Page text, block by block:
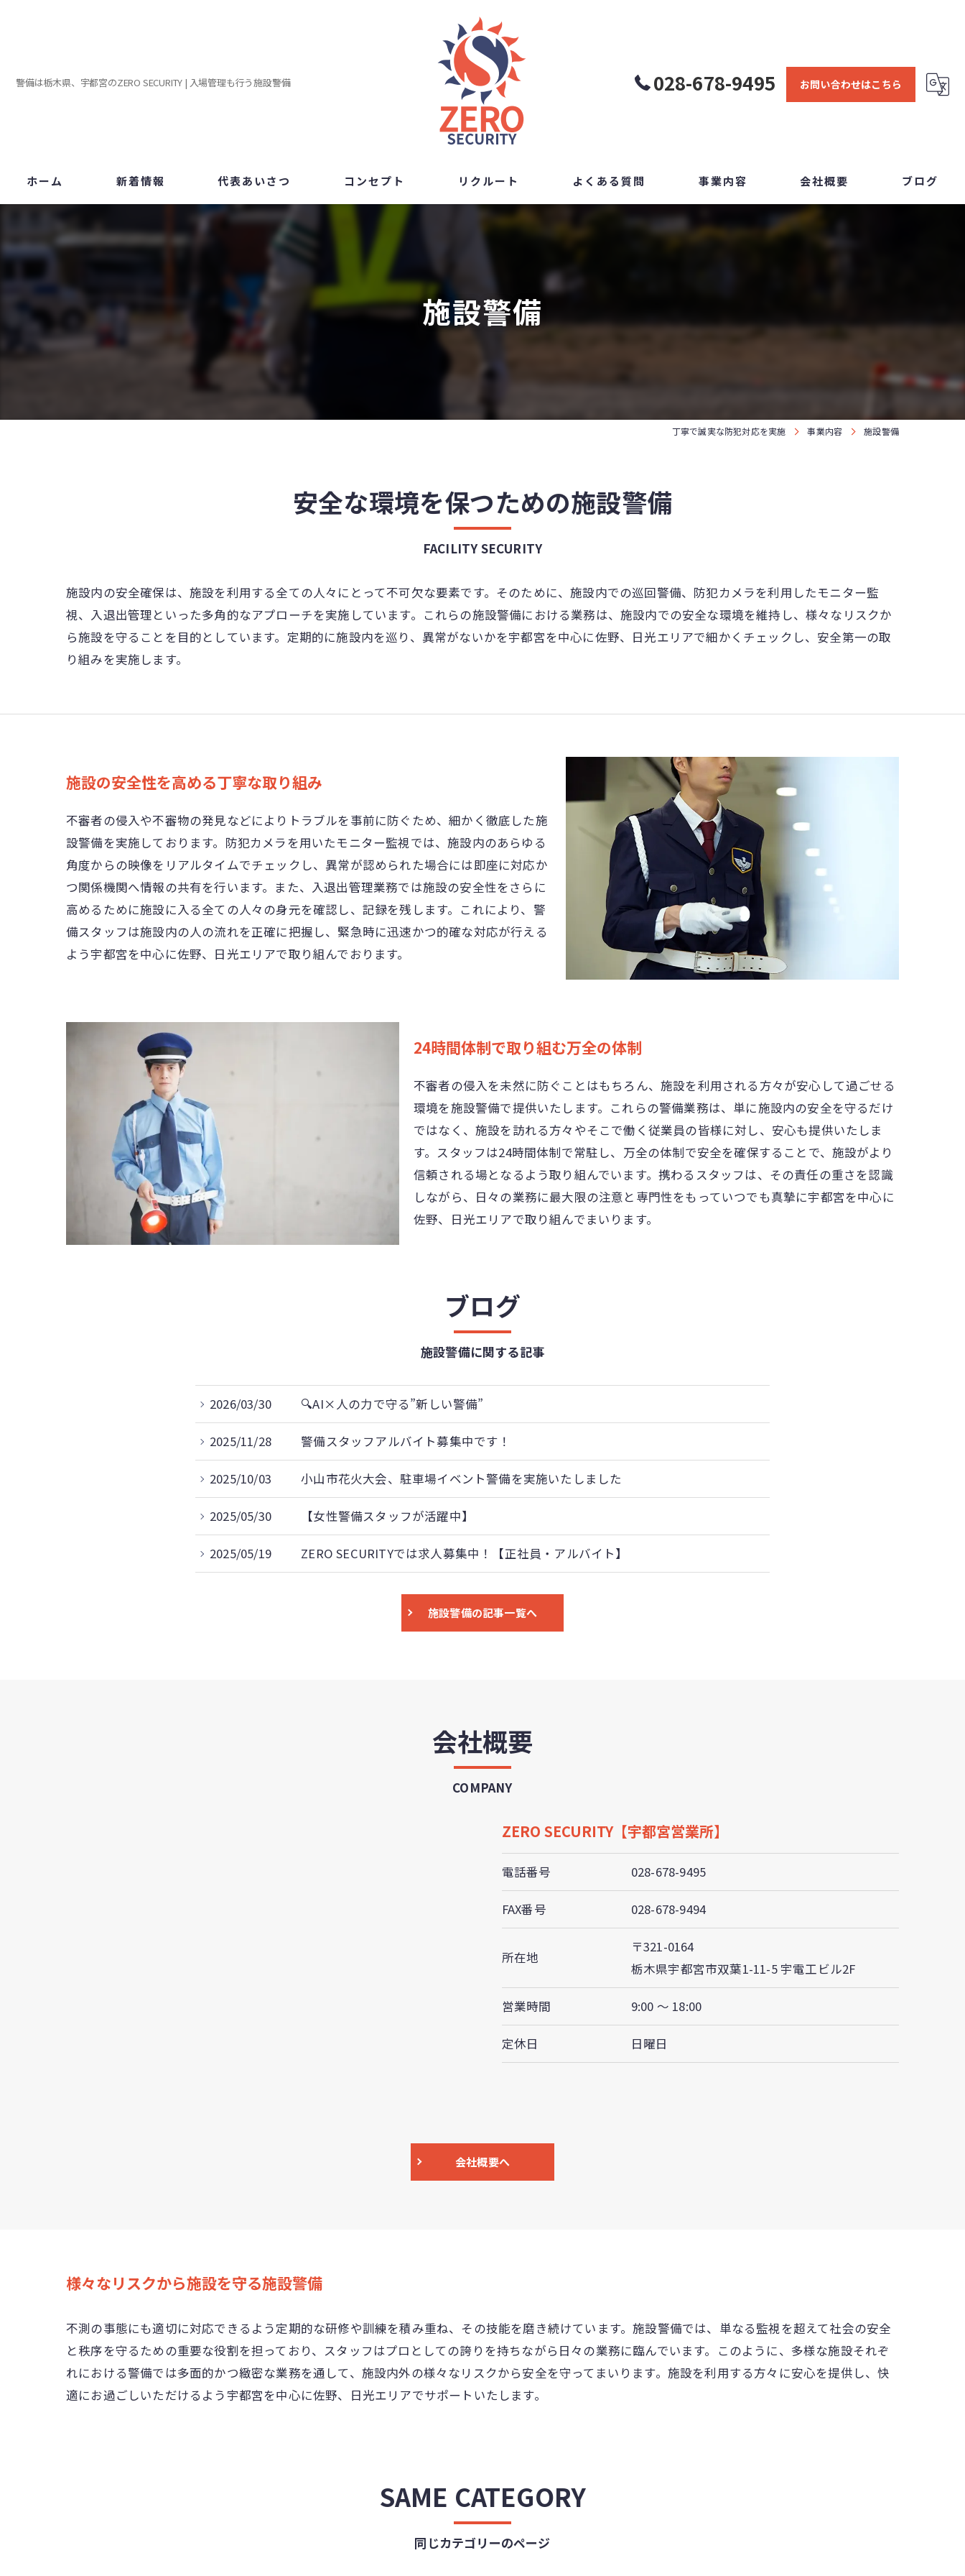
警備は栃木県、宇都宮のZERO SECURITY | 入場管理も行う施設警備 028-678-9495 お問い合わせはこちら
ホーム 新着情報 代表あいさつ コンセプト リクルート よくある質問 事業内容
交通誘導
駐車場警備
会社概要 ブログ
施設警備
丁寧で誠実な防犯対応を実施 事業内容 施設警備
安全な環境を保つための施設警備
FACILITY SECURITY
施設内の安全確保は、施設を利用する全ての人々にとって不可欠な要素です。そのために、施設内での巡回警備、防犯カメラを利用したモニター監
視、入退出管理といった多角的なアプローチを実施しています。これらの施設警備における業務は、施設内での安全な環境を維持し、様々なリスクか
ら施設を守ることを目的としています。定期的に施設内を巡り、異常がないかを宇都宮を中心に佐野、日光エリアで細かくチェックし、安全第一の取
り組みを実施します。
施設の安全性を高める丁寧な取り組み
不審者の侵入や不審物の発見などによりトラブルを事前に防ぐため、細かく徹底した施
設警備を実施しております。防犯カメラを用いたモニター監視では、施設内のあらゆる
角度からの映像をリアルタイムでチェックし、異常が認められた場合には即座に対応か
つ関係機関へ情報の共有を行います。また、入退出管理業務では施設の安全性をさらに
高めるために施設に入る全ての人々の身元を確認し、記録を残します。これにより、警
備スタッフは施設内の人の流れを正確に把握し、緊急時に迅速かつ的確な対応が行える
よう宇都宮を中心に佐野、日光エリアで取り組んでおります。
24時間体制で取り組む万全の体制
不審者の侵入を未然に防ぐことはもちろん、施設を利用される方々が安心して過ごせる
環境を施設警備で提供いたします。これらの警備業務は、単に施設内の安全を守るだけ
ではなく、施設を訪れる方々やそこで働く従業員の皆様に対し、安心も提供いたしま
す。スタッフは24時間体制で常駐し、万全の体制で安全を確保することで、施設がより
信頼される場となるよう取り組んでいます。携わるスタッフは、その責任の重さを認識
しながら、日々の業務に最大限の注意と専門性をもっていつでも真摯に宇都宮を中心に
佐野、日光エリアで取り組んでまいります。
ブログ
施設警備に関する記事
2026/03/30 🔍AI×人の力で守る”新しい警備”
2025/11/28 警備スタッフアルバイト募集中です！
2025/10/03 小山市花火大会、駐車場イベント警備を実施いたしました
2025/05/30 【女性警備スタッフが活躍中】
2025/05/19 ZERO SECURITYでは求人募集中！【正社員・アルバイト】
施設警備の記事一覧へ
会社概要
COMPANY
ZERO SECURITY【宇都宮営業所】
電話番号 028-678-9495
FAX番号 028-678-9494
所在地
〒321-0164
栃木県宇都宮市双葉1-11-5 宇電工ビル2F
営業時間 9:00 ～ 18:00
定休日 日曜日
会社概要へ
様々なリスクから施設を守る施設警備
不測の事態にも適切に対応できるよう定期的な研修や訓練を積み重ね、その技能を磨き続けています。施設警備では、単なる監視を超えて社会の安全
と秩序を守るための重要な役割を担っており、スタッフはプロとしての誇りを持ちながら日々の業務に臨んでいます。このように、多様な施設それぞ
れにおける警備では多面的かつ緻密な業務を通して、施設内外の様々なリスクから安全を守ってまいります。施設を利用する方々に安心を提供し、快
適にお過ごしいただけるよう宇都宮を中心に佐野、日光エリアでサポートいたします。
同じカテゴリーのページ
SAME CATEGORY